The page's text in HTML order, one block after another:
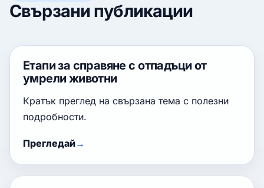
Свързани публикации
Етапи за справяне с отпадъци от
умрели животни
Кратък преглед на свързана тема с полезни
подробности.
Прегледай